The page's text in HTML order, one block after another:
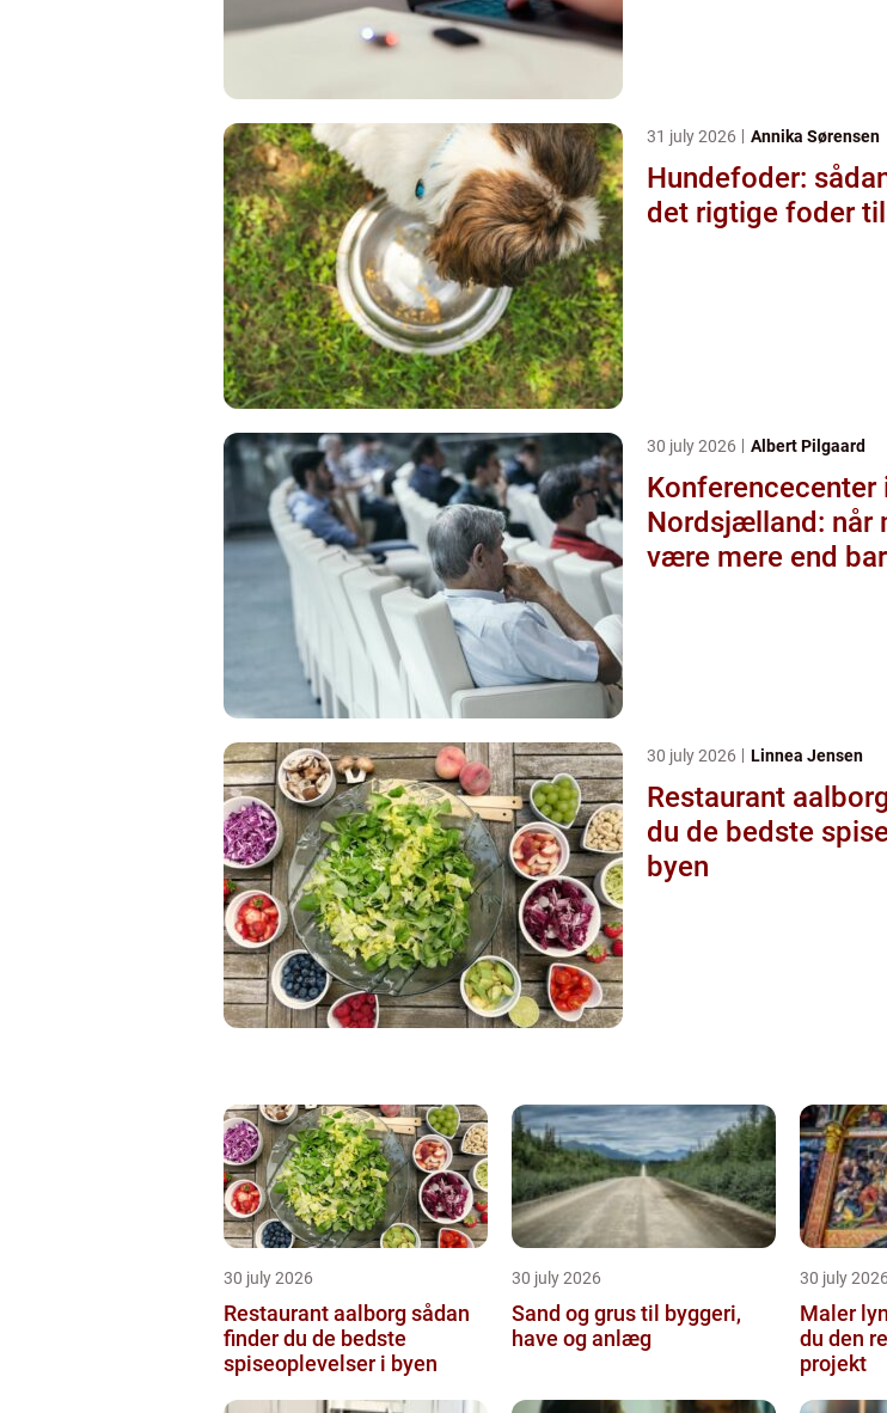
31 july 2026 Annika Sørensen
Hundefoder:
det rigtige foder
30 july 2026 Albert Pilgaard
Konferencecenter
Nordsjælland: når
være mere end
30 july 2026 Linnea Jensen
Restaurant aalborg sådan
du de bedste
byen
30 july 2026
Restaurant aalborg sådan
finder du de bedste
spiseoplevelser i byen
30 july 2026
Sand og grus til byggeri,
have og anlæg
30 july 2026
Maler lyngby
du den
projekt